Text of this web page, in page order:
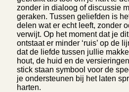
zonder in dialoog of discussie
geraken. Tussen geliefden is
delen wat er echt leeft, zonder
verwijt. Op het moment dat je
ontstaat er minder ‘ruis’ op de
dat de liefde tussen jullie
hout, de huid en de
stick staan symbool voor de
je ondersteunen bij het laten
harten.